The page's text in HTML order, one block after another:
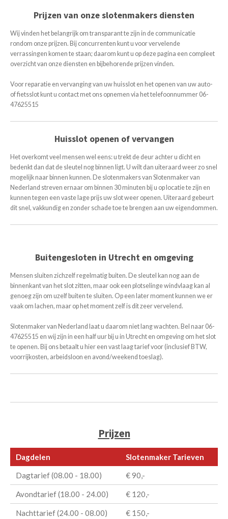
Prijzen van onze slotenmakers diensten
Wij vinden het belangrijk om transparant te zijn in de communicatie
rondom onze prijzen. Bij concurrenten kunt u voor vervelende
verrassingen komen te staan; daarom kunt u op deze pagina een compleet
overzicht van onze diensten en bijbehorende prijzen vinden.
Voor reparatie en vervanging van uw huisslot en het openen van uw auto-
of fietsslot kunt u contact met ons opnemen via het telefoonnummer 06-
47625515
Huisslot openen of vervangen
Het overkomt veel mensen wel eens: u trekt de deur achter u dicht en
bedenkt dan dat de sleutel nog binnen ligt. U wilt dan uiteraard weer zo snel
mogelijk naar binnen kunnen. De slotenmakers van Slotenmaker van
Nederland streven ernaar om binnen 30 minuten bij u op locatie te zijn en
kunnen tegen een vaste lage prijs uw slot weer openen. Uiteraard gebeurt
dit snel, vakkundig en zonder schade toe te brengen aan uw eigendommen.
Buitengesloten in Utrecht en omgeving
Mensen sluiten zichzelf regelmatig buiten. De sleutel kan nog aan de
binnenkant van het slot zitten, maar ook een plotselinge windvlaag kan al
genoeg zijn om uzelf buiten te sluiten. Op een later moment kunnen we er
vaak om lachen, maar op het moment zelf is dit zeer vervelend.
Slotenmaker van Nederland laat u daarom niet lang wachten. Bel naar 06-
47625515 en wij zijn in een half uur bij u in Utrecht en omgeving om het slot
te openen. Bij ons betaalt u hier een vast laag tarief voor (inclusief BTW,
voorrijkosten, arbeidsloon en avond/weekend toeslag).
Prijzen
Dagdelen
Slotenmaker Tarieven
Dagtarief (08.00 - 18.00)
€ 90,-
Avondtarief (18.00 - 24.00) € 120,-
Nachttarief (24.00 - 08.00) € 150,-